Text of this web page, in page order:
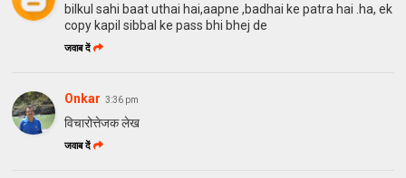
bilkul sahi baat uthai hai,aapne ,badhai ke patra hai .ha, ek
copy kapil sibbal ke pass bhi bhej de
जवाब दें
Onkar 3:36 pm
विचारोत्तेजक लेख
जवाब दें